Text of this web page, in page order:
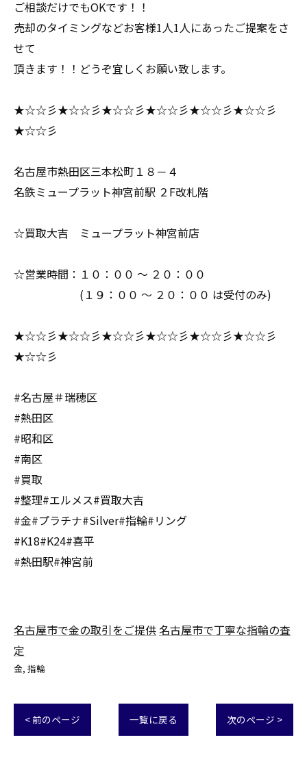
ご相談だけでもOKです！！
売却のタイミングなどお客様1人1人にあったご提案をさ
せて
頂きます！！どうぞ宜しくお願い致します。
★☆☆彡★☆☆彡★☆☆彡★☆☆彡★☆☆彡★☆☆彡
★☆☆彡
名古屋市熱田区三本松町１８－４
名鉄ミュープラット神宮前駅 ２F改札階
☆買取大吉 ミュープラット神宮前店
☆営業時間：１０：００ ～ ２０：００
(１９：００ ～ ２０：００ は受付のみ)
★☆☆彡★☆☆彡★☆☆彡★☆☆彡★☆☆彡★☆☆彡
★☆☆彡
#名古屋＃瑞穂区
#熱田区
#昭和区
#南区
#買取
#整理#エルメス#買取大吉
#金#プラチナ#Silver#指輪#リング
#K18#K24#喜平
#熱田駅#神宮前
名古屋市で金の取引をご提供 名古屋市で丁寧な指輪の査
定
金 指輪
< 前のページ 一覧に戻る 次のページ >